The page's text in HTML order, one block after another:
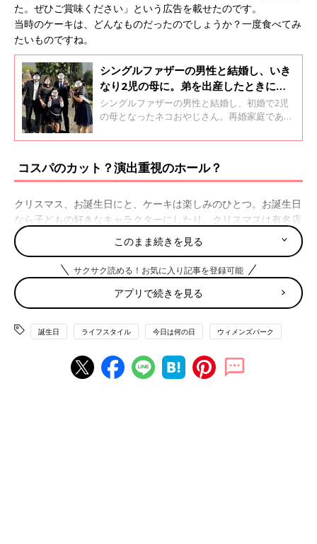
た。ぜひご賞味ください」という広告を載せたのです。
当時のケーキは、どんなものだったのでしょうか？一度食べてみ
たいものですね。
シングルファザーの男性と結婚し、いき
なり2児の母に。弟を出産したときに長
男からもらった手紙に感動【人気ブロガ
ー・ネコおやじ】
シングルファザーの男性と結婚し、初婚で2児
の母となったネコおやじさん。再婚家庭であ
で発信している人気ブロガーです。現在は、夫
ん、もこちゃん、そしてネコおやじさんとしげ
パパさんの間に生まれたもん吉くんとの5人暮
ステップファミリーの日常や自身の子育て、漫
画を描くようになったきっかけについてお話を
聞きました。
コスパのカット？演出重視のホール？
クリスマス、お誕生日にと、ケーキは楽しみのひとつ。お誕生日
なら子どもの好きなキャラクターにしたり、クリスマスは有名店
のクリスマス限定を予約したりと、イベントを盛り上げるアイテ
ムとして欠かせないケーキ。
口コミサイト『ウィメンズパーク』では、そのイベントのときの
ケーキについて意見が分かれています。
それは、ホールのケーキにするか？ 各自、好きな味のカットケ
ーキにするか？
「わが家は、各自好きなケーキを買うよと言うと、すごくびっく
りされました。見事に好みが分かれるので、ホールだと全員が満
足しないから、好きなケーキをそれぞれ選んでケーキ1個ずつに
このまま続きを見る
サクサク読める！お気に入り記事を登録可能
アプリで続きを見る
誕生日 ライフスタイル 今日は何の日 ウィメンズパーク